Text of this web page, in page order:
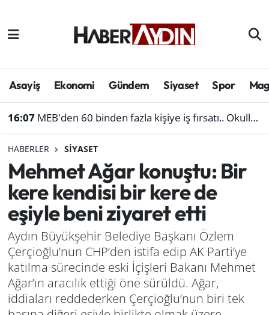
Asayiş Ekonomi Gündem Siyaset Spor
16:07 MEB'den 60 binden fazla kişiye iş fırsatı.. Okullara personel alınacak
HABERLER SIYASET
Mehmet Ağar konuştu: Bir
kere kendisi bir kere de
eşiyle beni ziyaret etti
Aydın Büyükşehir Belediye Başkanı Özlem
Çerçioğlu’nun CHP’den istifa edip AK Parti’ye
katılma sürecinde eski İçişleri Bakanı Mehmet
Ağar’ın aracılık ettiği öne sürüldü. Ağar,
iddiaları reddederken Çerçioğlu’nun biri tek
Afyonkarahisar
Çevre
Genel
Haber
Izmir
Kütahya
Manisa
Aydın Hava Durumu
Süper Lig Puan Durumu ve Fikstür
Son Dakika Haberleri
Haber Arşivi